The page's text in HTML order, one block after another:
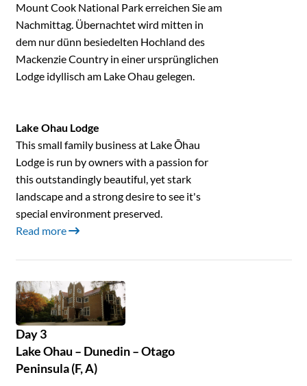
Mount Cook National Park erreichen Sie am
Nachmittag. Übernachtet wird mitten in
dem nur dünn besiedelten Hochland des
Mackenzie Country in einer ursprünglichen
Lodge idyllisch am Lake Ohau gelegen.
Lake Ohau Lodge
This small family business at Lake Ōhau
Lodge is run by owners with a passion for
this outstandingly beautiful, yet stark
landscape and a strong desire to see it's
special environment preserved.
Read more
Day 3
Lake Ohau – Dunedin – Otago
Peninsula (F, A)